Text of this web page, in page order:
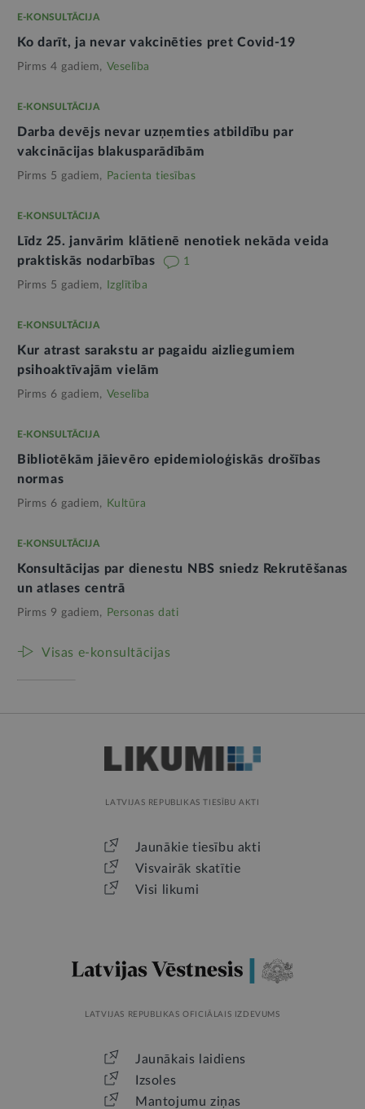
E-KONSULTĀCIJA
Ko darīt, ja nevar vakcinēties pret Covid-19
Pirms 4 gadiem, Veselība
E-KONSULTĀCIJA
Darba devējs nevar uzņemties atbildību par
vakcinācijas blakusparādībām
Pirms 5 gadiem, Pacienta tiesības
E-KONSULTĀCIJA
Līdz 25. janvārim klātienē nenotiek nekāda veida
praktiskās nodarbības
1
Pirms 5 gadiem, Izglītība
E-KONSULTĀCIJA
Kur atrast sarakstu ar pagaidu aizliegumiem
psihoaktīvajām vielām
Pirms 6 gadiem, Veselība
E-KONSULTĀCIJA
Bibliotēkām jāievēro epidemioloģiskās drošības
normas
Pirms 6 gadiem, Kultūra
E-KONSULTĀCIJA
Konsultācijas par dienestu NBS sniedz Rekrutēšanas
un atlases centrā
Pirms 9 gadiem, Personas dati
Visas e-konsultācijas
LATVIJAS REPUBLIKAS TIESĪBU AKTI
Jaunākie tiesību akti
Visvairāk skatītie
Visi likumi
LATVIJAS REPUBLIKAS OFICIĀLAIS IZDEVUMS
Jaunākais laidiens
Izsoles
Mantojumu ziņas